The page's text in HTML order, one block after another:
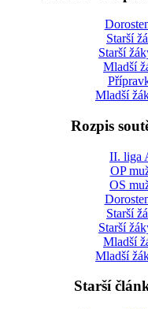
Starší
Starší
Mladší
Mladší
Rozpis
II. liga
OP
OS
Starší
Starší
Mladší
Mladší
Starší